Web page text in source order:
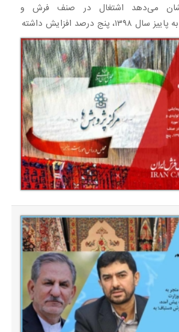
می‌دهد اشتغال در صنف فرش و
درصد افزایش داشته